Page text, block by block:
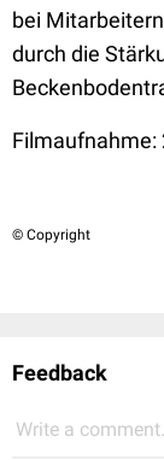
bei
durch die
Filmaufnahme:
© Copyright
Feedback
Write a